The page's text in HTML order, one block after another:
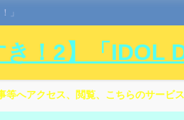
」
き！2】「IDOL
等へアクセス、閲覧、こちらのサービ